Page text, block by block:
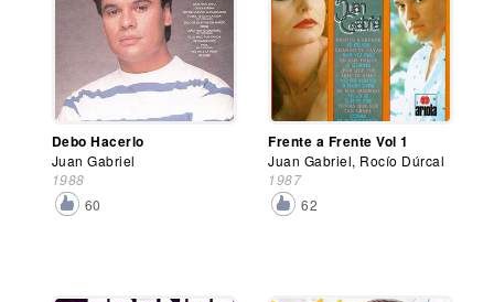
Debo Hacerlo
Juan Gabriel
1988
60
Frente a Frente Vol 1
Juan Gabriel, Rocío Dúrcal
1987
62